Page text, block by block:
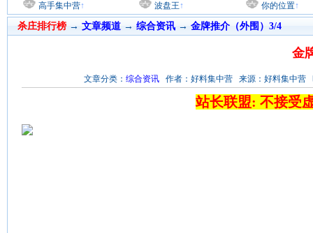
高手集中营↑
波盘王↑
你的位置↑
杀庄排行榜 → 文章频道→ 综合资讯 → 金牌推介（外围）3/4
金
文章分类： 综合资讯 作者：好料集中营 来源：好料集中营
站长联盟: 不接受